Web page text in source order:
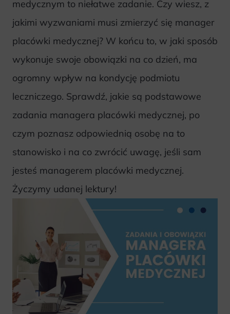
medycznym to niełatwe zadanie. Czy wiesz, z
jakimi wyzwaniami musi zmierzyć się manager
placówki medycznej? W końcu to, w jaki sposób
wykonuje swoje obowiązki na co dzień, ma
ogromny wpływ na kondycję podmiotu
leczniczego. Sprawdź, jakie są podstawowe
zadania managera placówki medycznej, po
czym poznasz odpowiednią osobę na to
stanowisko i na co zwrócić uwagę, jeśli sam
jesteś managerem placówki medycznej.
Życzymy udanej lektury!